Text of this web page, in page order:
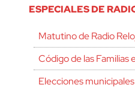
ESPECIALES DE
Matutino de Radio
Código de las Familias
Elecciones